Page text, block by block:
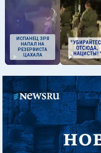
ИСПАНЕЦ ЗРЯ
НАПАЛ НА
РЕЗЕРВИСТА
ЦАХАЛА